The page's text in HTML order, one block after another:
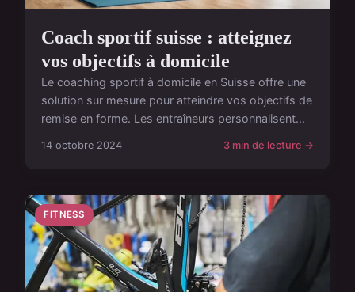
Coach sportif suisse : atteignez
vos objectifs à domicile
Le coaching sportif à domicile en Suisse offre une
solution sur mesure pour atteindre vos objectifs de
remise en forme. Les entraîneurs personnalisent...
14 octobre 2024 3 min de lecture →
FITNESS